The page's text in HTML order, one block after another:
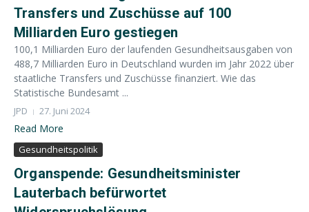
Transfers und Zuschüsse auf 100
Milliarden Euro gestiegen
100,1 Milliarden Euro der laufenden Gesundheitsausgaben von
488,7 Milliarden Euro in Deutschland wurden im Jahr 2022 über
staatliche Transfers und Zuschüsse finanziert. Wie das
Statistische Bundesamt ...
JPD 27. Juni 2024
Read More
Gesundheitspolitik
Organspende: Gesundheitsminister
Lauterbach befürwortet